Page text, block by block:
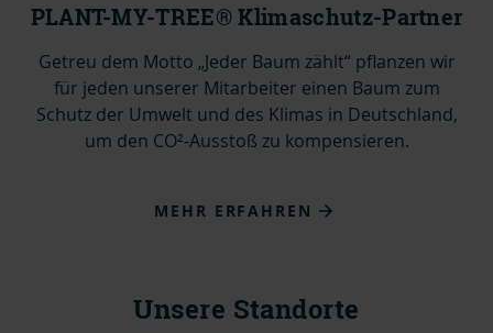
PLANT-MY-TREE® Klimaschutz-Partner
Getreu dem Motto „Jeder Baum zählt“ pflanzen wir
für jeden unserer Mitarbeiter einen Baum zum
Schutz der Umwelt und des Klimas in Deutschland,
um den CO²-Ausstoß zu kompensieren.
MEHR ERFAHREN
Unsere Standorte